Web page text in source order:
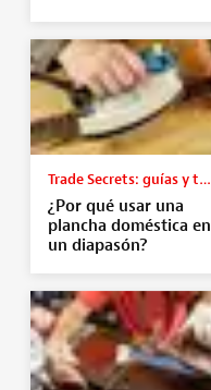
Trade Secrets: guías y tutoriales
¿Por qué usar una
plancha doméstica en
un diapasón?